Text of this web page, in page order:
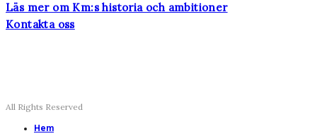
Läs mer om Km:s historia och ambitioner
Kontakta oss
All Rights Reserved
Hem